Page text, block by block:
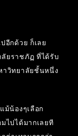
อีกด้วย ก็เลย
ยราชภัฏ ที่ได้รับ
าวิทยาลัยชั้นหนึ่ง
ม้น้องๆเลือก
ไปได้มากเลยที